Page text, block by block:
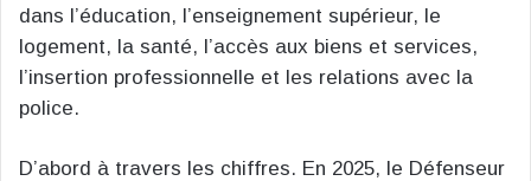
dans l’éducation, l’enseignement supérieur, le
logement, la santé, l’accès aux biens et services,
l’insertion professionnelle et les relations avec la
police.
D’abord à travers les chiffres. En 2025, le Défenseur